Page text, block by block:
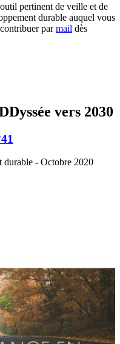
pertinent de veille et de
durable auquel vous
parmail dès
vers 2030
durable - Octobre 2020